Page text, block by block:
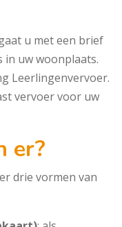
u met een brief
in uw woonplaats.
Leerlingenvervoer.
vervoer voor uw
er?
drie vormen van